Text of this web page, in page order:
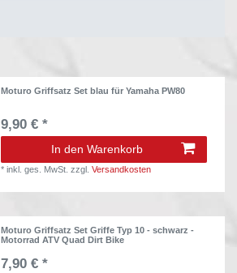
Moturo Griffsatz Set blau für Yamaha PW80
9,90 € *
In den Warenkorb
*inkl. ges. MwSt. zzgl.Versandkosten
Moturo Griffsatz Set Griffe Typ 10 - schwarz -
Motorrad ATV Quad Dirt Bike
7,90 € *